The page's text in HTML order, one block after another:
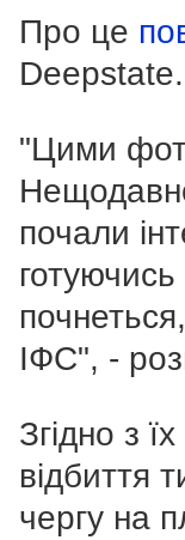
Про це
Deepstate.
"Цими
почали
ІФС", -
Згідно з
відбиття
чергу на